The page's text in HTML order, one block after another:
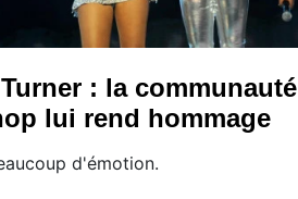
: la communauté
lui rend hommage
d'émotion.